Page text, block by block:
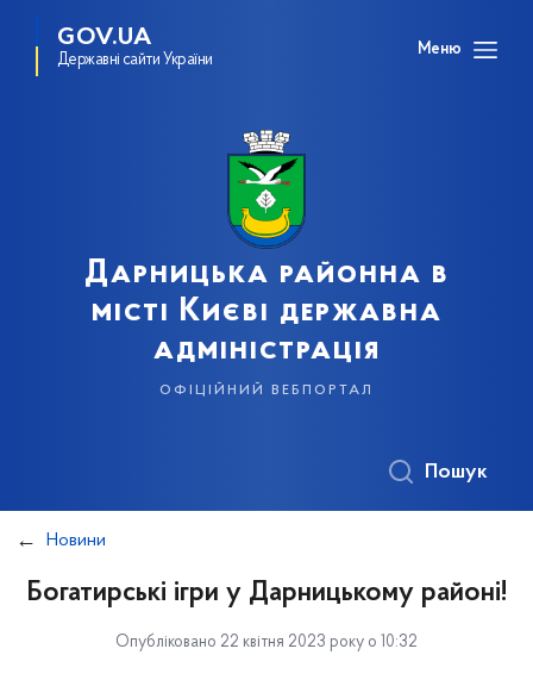
GOV.UA
Державні сайти України
Меню
Дарницька районна в
місті Києві державна
адміністрація
офіційний вебпортал
Пошук
Новини
Богатирські ігри у Дарницькому районі!
Опубліковано 22 квітня 2023 року о 10:32